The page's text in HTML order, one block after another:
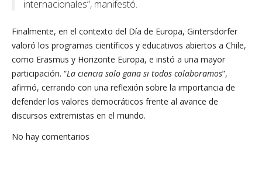
internacionales”, manifestó.
Finalmente, en el contexto del Día de Europa, Gintersdorfer
valoró los programas científicos y educativos abiertos a Chile,
como Erasmus y Horizonte Europa, e instó a una mayor
participación. “La ciencia solo gana si todos colaboramos”,
afirmó, cerrando con una reflexión sobre la importancia de
defender los valores democráticos frente al avance de
discursos extremistas en el mundo.
No hay comentarios